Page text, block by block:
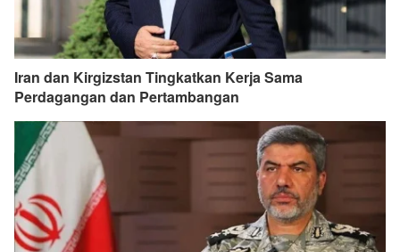
Iran dan Kirgizstan Tingkatkan Kerja Sama
Perdagangan dan Pertambangan